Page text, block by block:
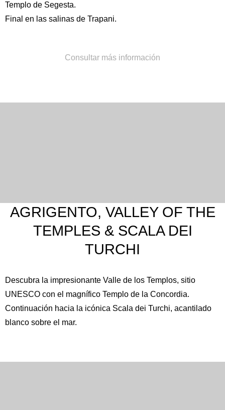
Templo de Segesta.
Final en las salinas de Trapani.
+39 091322777
o contáctenos por correo
Consultar más información
AGRIGENTO, VALLEY OF THE
TEMPLES & SCALA DEI
TURCHI
Descubra la impresionante Valle de los Templos, sitio
UNESCO con el magnífico Templo de la Concordia.
Continuación hacia la icónica Scala dei Turchi, acantilado
blanco sobre el mar.